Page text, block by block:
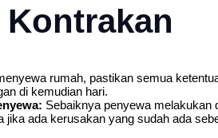
rumah, pastikan semua
di kemudian hari.
Sebaiknya penyewa melakukan
jika ada kerusakan yang sudah ada